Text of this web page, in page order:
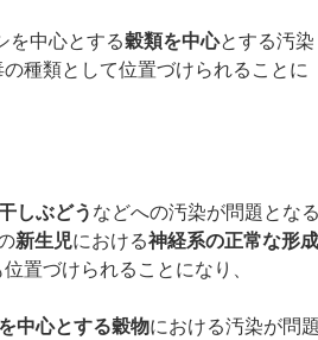
を中心とする穀類を中心とする汚染
種類として位置づけられることに
しぶどう などへの汚染が問題となる
新生児における神経系の正常な形成
置づけられることになり、
中心とする穀物における汚染が問題